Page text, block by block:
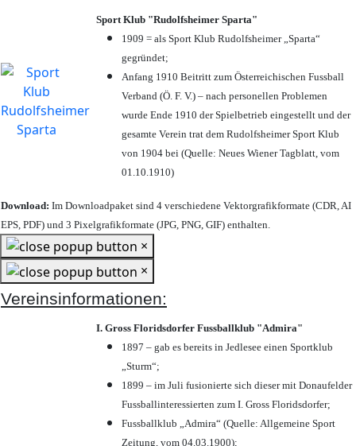
Sport Klub "Rudolfsheimer Sparta"
1909 = als Sport Klub Rudolfsheimer „Sparta“
gegründet;
Anfang 1910 Beitritt zum Österreichischen Fussball
Verband (Ö. F. V.) – nach personellen Problemen
wurde Ende 1910 der Spielbetrieb eingestellt und der
gesamte Verein trat dem Rudolfsheimer Sport Klub
von 1904 bei (Quelle: Neues Wiener Tagblatt, vom
01.10.1910)
Download: Im Downloadpaket sind 4 verschiedene Vektorgrafikformate (CDR, AI
EPS, PDF) und 3 Pixelgrafikformate (JPG, PNG, GIF) enthalten.
×
×
Vereinsinformationen:
I. Gross Floridsdorfer Fussballklub "Admira"
1897 – gab es bereits in Jedlesee einen Sportklub
„Sturm“;
1899 – im Juli fusionierte sich dieser mit Donaufelder
Fussballinteressierten zum I. Gross Floridsdorfer;
Fussballklub „Admira“ (Quelle: Allgemeine Sport
Zeitung, vom 04.03.1900);